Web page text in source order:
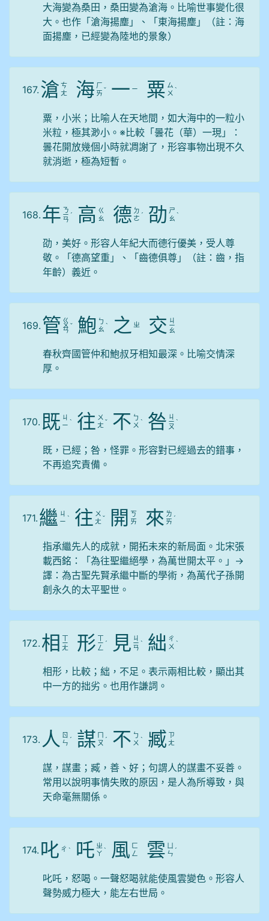
大海變為桑田，桑田變為滄海。比喻世事變化很
大。也作「滄海揚塵」、「東海揚塵」（註：海
面揚塵，已經變為陸地的景象）
167. 滄 ㄘ
ㄤ
海 ㄏ
ㄞ ˇ 一 ㄧ 粟 ㄙ
ㄨ ˋ
粟，小米；比喻人在天地間，如大海中的一粒小
米粒，極其渺小。※比較「曇花（華）一現」：
曇花開放幾個小時就凋謝了，形容事物出現不久
就消逝，極為短暫。
168. 年 ㄋ
ㄧ
ㄢ
ˊ 高 ㄍ
ㄠ
德 ㄉ
ㄜ ˊ 劭 ㄕ
ㄠ ˋ
劭，美好。形容人年紀大而德行優美，受人尊
敬。「德高望重」、「齒德俱尊」（註：齒，指
年齡）義近。
169. 管 ㄍ
ㄨ
ㄢ
ˇ 鮑 ㄅ
ㄠ ˋ 之 ㄓ 交 ㄐ
ㄧ
ㄠ
春秋齊國管仲和鮑叔牙相知最深。比喻交情深
厚。
170. 既 ㄐ
ㄧ ˋ 往 ㄨ
ㄤ ˇ 不 ㄅ
ㄨ ˋ 咎 ㄐ
ㄧ
ㄡ
ˋ
既，已經；咎，怪罪。形容對已經過去的錯事，
不再追究責備。
171. 繼 ㄐ
ㄧ ˋ 往 ㄨ
ㄤ ˇ 開
ㄎ
ㄞ
來 ㄌ
ㄞ ˊ
指承繼先人的成就，開拓未來的新局面。北宋張
載西銘：「為往聖繼絕學，為萬世開太平。」→
譯：為古聖先賢承繼中斷的學術，為萬代子孫開
創永久的太平聖世。
172. 相 ㄒ
ㄧ
ㄤ 形 ㄒ
ㄧ
ㄥ
ˊ 見 ㄐ
ㄧ
ㄢ
ˋ 絀 ㄔ
ㄨ ˋ
相形，比較；絀，不足。表示兩相比較，顯出其
中一方的拙劣。也用作謙詞。
173. 人 ㄖ
ㄣ ˊ 謀 ㄇ
ㄡ ˊ 不 ㄅ
ㄨ ˋ 臧 ㄗ
ㄤ
謀，謀畫；臧，善、好；句謂人的謀畫不妥善。
常用以說明事情失敗的原因，是人為所導致，與
天命毫無關係。
174. 叱 ㄔ ˋ 吒 ㄓ
ㄚ ˋ 風 ㄈ
ㄥ
雲 ㄣ ˊ
叱吒，怒喝。一聲怒喝就能使風雲變色。形容人
聲勢威力極大，能左右世局。